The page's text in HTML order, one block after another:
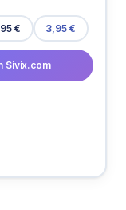
€ 3,95 €
Sivix.com